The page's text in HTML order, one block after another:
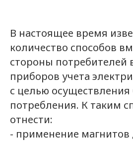
В настоящее время
количество способов
стороны потребителей
приборов учета
с целью осуществления
потребления. К таким
отнести:
- применение магнитов